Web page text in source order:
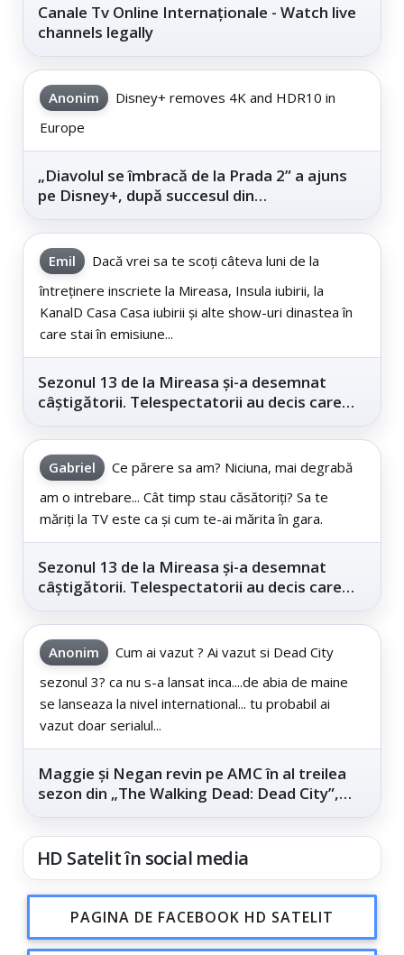
Canale Tv Online Internaționale - Watch live
channels legally
Anonim
Disney+ removes 4K and HDR10 in
Europe
„Diavolul se îmbracă de la Prada 2” a ajuns
pe Disney+, după succesul din
Emil
Dacă vrei sa te scoți câteva luni de la
întreținere inscriete la Mireasa, Insula iubirii, la
KanalD Casa Casa iubirii și alte show-uri dinastea în
care stai în emisiune...
Sezonul 13 de la Mireasa și-a desemnat
câștigătorii. Telespectatorii au decis care
Gabriel
Ce părere sa am? Niciuna, mai degrabă
am o intrebare... Cât timp stau căsătoriți? Sa te
măriți la TV este ca și cum te-ai mărita în gara.
Sezonul 13 de la Mireasa și-a desemnat
câștigătorii. Telespectatorii au decis care
Anonim
Cum ai vazut ? Ai vazut si Dead City
sezonul 3? ca nu s-a lansat inca....de abia de maine
se lanseaza la nivel international... tu probabil ai
vazut doar serialul...
Maggie și Negan revin pe AMC în al treilea
sezon din „The Walking Dead: Dead City”,
HD Satelit în social media
PAGINA DE FACEBOOK HD SATELIT